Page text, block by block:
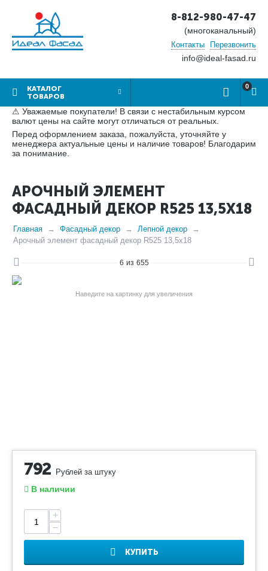
8-812-980-47-47
(многоканальный)
Контакты Перезвонить
info@ideal-fasad.ru
КАТАЛОГ
ТОВАРОВ
0
⚠ Уважаемые покупатели! В связи с нестабильным курсом
валют цены на сайте могут отличаться от реальных.
Перед оформлением заказа, пожалуйста, уточняйте у
менеджера актуальные цены и наличие товаров! Благодарим
за понимание.
АРОЧНЫЙ ЭЛЕМЕНТ
ФАСАДНЫЙ ДЕКОР R525 13,5Х18
Главная Фасадный декор
Лепной декор
Арочный элемент фасадный декор R525 13,5х18
6 из 655
Наведите на картинку для увеличения
792 Рублей за штуку
В наличии
+
−
КУПИТЬ